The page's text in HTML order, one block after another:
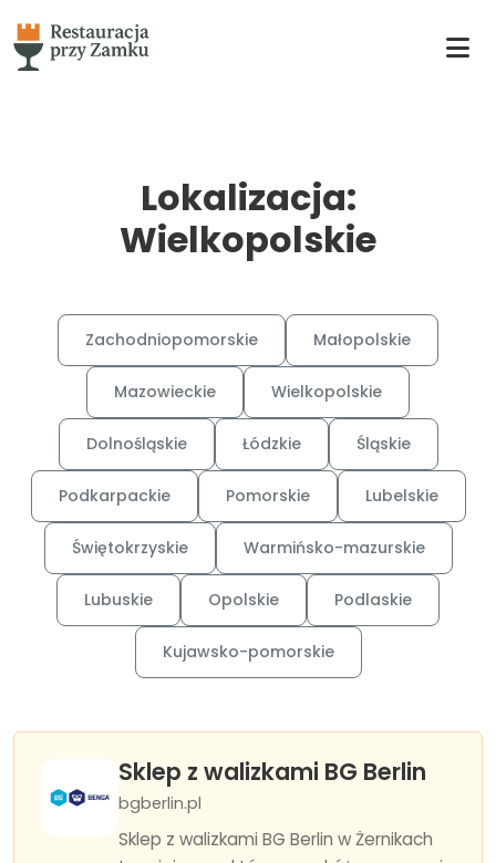
Lokalizacja:
Wielkopolskie
Zachodniopomorskie Małopolskie
Mazowieckie Wielkopolskie
Dolnośląskie Łódzkie Śląskie
Podkarpackie Pomorskie Lubelskie
Świętokrzyskie Warmińsko-mazurskie
Lubuskie Opolskie Podlaskie
Kujawsko-pomorskie
Sklep z walizkami BG Berlin
bgberlin.pl
Sklep z walizkami BG Berlin w Żernikach